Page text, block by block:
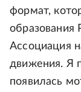
формат,
образования
Ассоциация
движения. Я
появилась